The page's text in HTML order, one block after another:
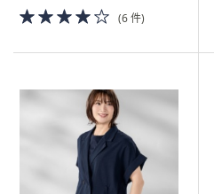
4.0
of
(6 件)